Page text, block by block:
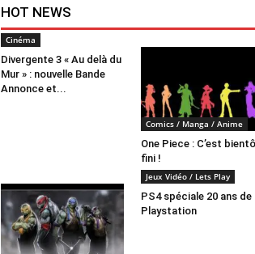
HOT NEWS
Cinéma
Divergente 3 « Au delà du
Mur » : nouvelle Bande
Annonce et...
Comics / Manga / Anime
One Piece : C’est
fini !
Jeux Vidéo / Lets Play
PS4 spéciale 20 ans de
Playstation